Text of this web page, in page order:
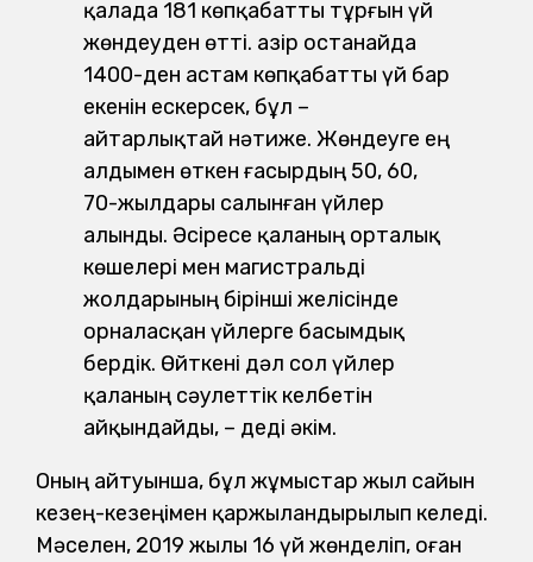
қалада 181 көпқабатты тұрғын үй
жөндеуден өтті. Қазір Қостанайда
1400-ден астам көпқабатты үй бар
екенін ескерсек, бұл –
айтарлықтай нәтиже. Жөндеуге ең
алдымен өткен ғасырдың 50, 60,
70-жылдары салынған үйлер
алынды. Әсіресе қаланың орталық
көшелері мен магистральді
жолдарының бірінші желісінде
орналасқан үйлерге басымдық
бердік. Өйткені дәл сол үйлер
қаланың сәулеттік келбетін
айқындайды, – деді әкім.
Оның айтуынша, бұл жұмыстар жыл сайын
кезең-кезеңімен қаржыландырылып келеді.
Мәселен, 2019 жылы 16 үй жөнделіп, оған